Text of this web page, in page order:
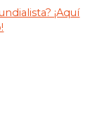
¡Aquí